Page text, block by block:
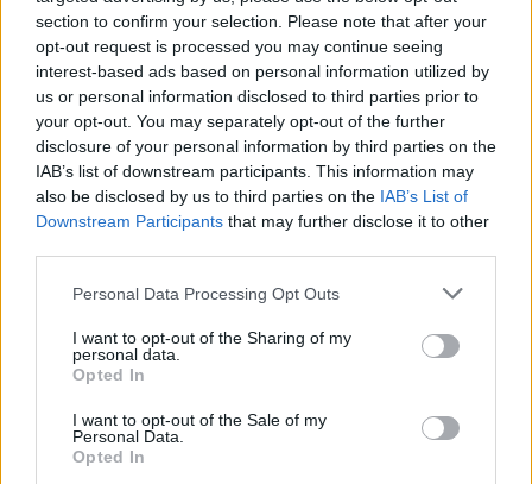
section to confirm your selection. Please note that after your
opt-out request is processed you may continue seeing
interest-based ads based on personal information utilized by
us or personal information disclosed to third parties prior to
your opt-out. You may separately opt-out of the further
disclosure of your personal information by third parties on the
IAB’s list of downstream participants. This information may
also be disclosed by us to third parties on the IAB’s List of
Downstream Participants that may further disclose it to other
Personal Data Processing Opt Outs
I want to opt-out of the Sharing of my
personal data.
Opted In
I want to opt-out of the Sale of my
Personal Data.
Opted In
Kitas žingsnis – ištraukti visus skeletus ir
ištirti kaulus dėl maro bakterijosYersinia
pestispėdsakų, rašo „Daily Mail“.
archeologija maras masinė kapavietė Rodyti daugiau žymių
Komentuoti gali tik Lrytas registruoti vartotojai.
Prisijunkite prie registruotų vartotojų
bendruomenės ir bendraukite komentaruose!